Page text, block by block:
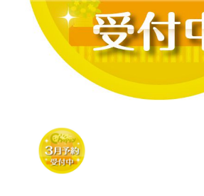
レンタル
景品・玩具・文具
販促用カプセルトイ